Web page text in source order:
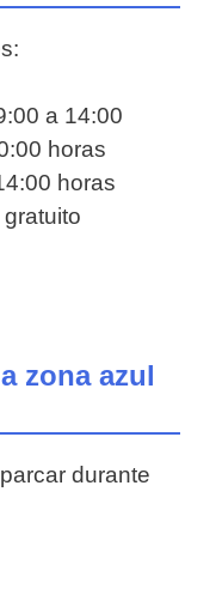
a 14:00
horas
horas
zona azul
durante